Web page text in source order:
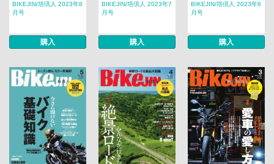
BIKEJIN/培倶人 2023年8
月号
購入
BIKEJIN/培倶人 2023年7
月号
購入
BIKEJIN/培倶人 2023年6
月号
購入